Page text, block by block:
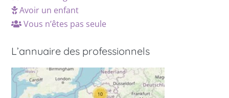
Avoir un enfant
Vous n’êtes pas seule
L’annuaire des professionnels